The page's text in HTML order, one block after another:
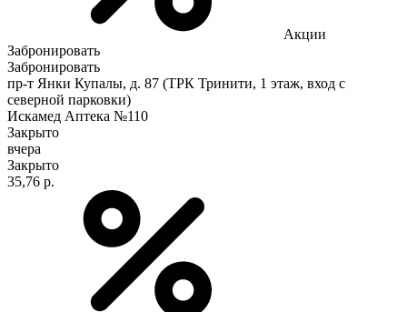
Акции
Забронировать
Забронировать
пр-т Янки Купалы, д. 87 (ТРК Тринити, 1 этаж, вход с
северной парковки)
Искамед Аптека №110
Закрыто
вчера
Закрыто
35,76 р.